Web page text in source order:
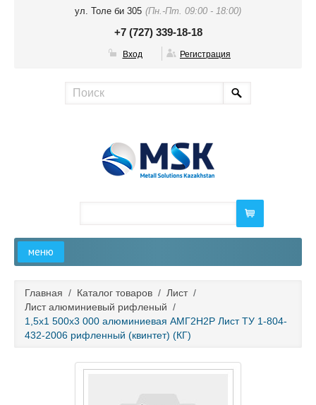
ул. Толе би 305 (Пн.-Пт. 09:00 - 18:00)
+7 (727) 339-18-18
Вход Регистрация
меню
О компании
Каталог товаров
Услуги и работы
Главная / Каталог товаров / Лист /
Лист алюминиевый рифленый /
1,5х1 500х3 000 алюминиевая АМГ2Н2Р Лист ТУ 1-804-
432-2006 рифленный (квинтет) (КГ)